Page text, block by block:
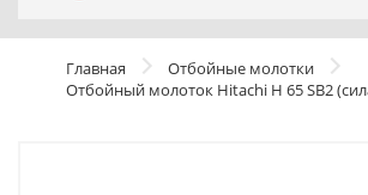
Главная
Отбойные молотки
Отбойный молоток Hitachi H 65 SB2